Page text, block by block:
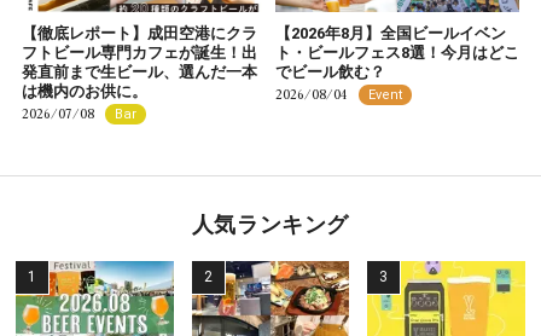
【徹底レポート】成田空港にクラ
フトビール専門カフェが誕生！出
発直前まで生ビール、選んだ一本
は機内のお供に。
2026/07/08 Bar
【2026年8月】全国ビールイベン
ト・ビールフェス8選！今月はどこ
でビール飲む？
2026/08/04 Event
人気ランキング